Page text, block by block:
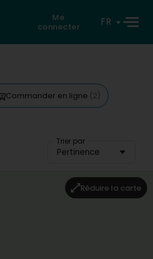
Me
connecter
FR
Commander en ligne (2)
Trier par
Pertinence
Réduire la carte